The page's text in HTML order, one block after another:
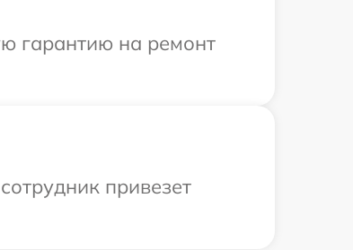
гарантию на ремонт
привезет